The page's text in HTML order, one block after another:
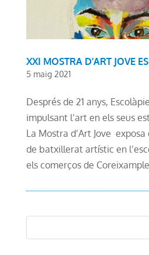
XXI MOSTRA D’ART JOVE
5 maig 2021
Després de 21 anys,
impulsant l’art en els seus
La Mostra d’Art Jove
de batxillerat artístic en
els comerços de